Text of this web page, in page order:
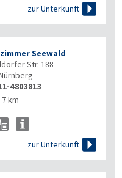
zur Unterkunft 
Seewald
Str. 188
4803813
7 km
zur Unterkunft 